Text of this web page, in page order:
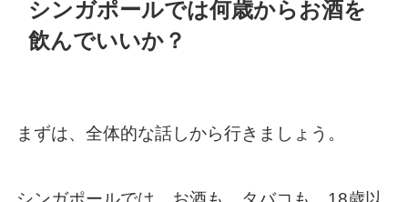
シンガポールでは何歳からお酒を
飲んでいいか？
まずは、全体的な話しから行きましょう。